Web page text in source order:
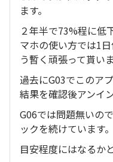
ます。
２年半で73%程に低
マホの使い方では1
う暫く頑張って貰いま
過去にG03でこのア
結果を確認後アンイ
G06では問題無いの
ックを続けています。
目安程度にはなるか